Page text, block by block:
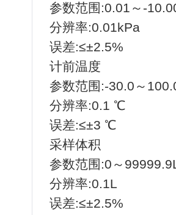
参数范围:0.01～-
分辨率:0.01kPa
误差:≤±2.5%
计前温度
参数范围:-30.0～
分辨率:0.1 ℃
误差:≤±3 ℃
采样体积
参数范围:0～
分辨率:0.1L
误差:≤±2.5%